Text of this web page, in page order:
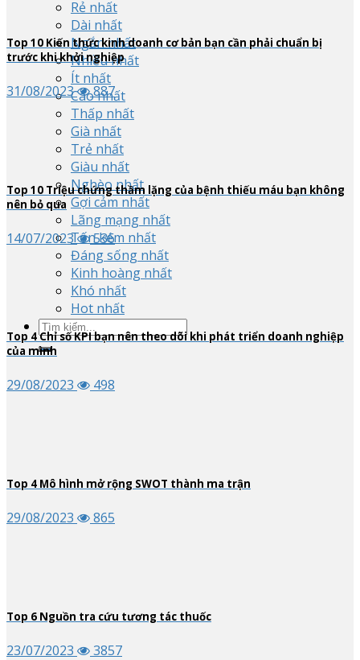
Rẻ nhất
Dài nhất
Ngắn nhất
Nhiều nhất
Ít nhất
Cao nhất
Thấp nhất
Già nhất
Trẻ nhất
Giàu nhất
Nghèo nhất
Gợi cảm nhất
Lãng mạng nhất
Tốn kém nhất
Đáng sống nhất
Kinh hoàng nhất
Khó nhất
Hot nhất
Top 10 Kiến thức kinh doanh cơ bản bạn cần phải chuẩn bị
trước khi khởi nghiệp
31/08/2023 887
Top 10 Triệu chứng thầm lặng của bệnh thiếu máu bạn không
nên bỏ qua
14/07/2023 536
Top 4Chỉ số KPI bạn nên theo dõi khi phát triển doanh nghiệp
của mình
29/08/2023 498
Top 4 Mô hình mở rộng SWOT thành ma trận
29/08/2023 865
Top 6 Nguồn tra cứu tương tác thuốc
23/07/2023 3857